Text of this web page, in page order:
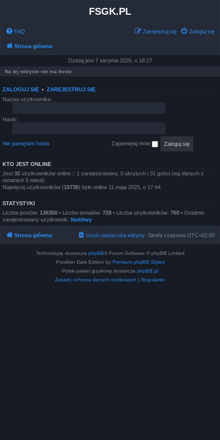
FSGK.PL
FAQ Zaloguj się
Zarejestruj się
Strona główna
Dzisiaj jest 7 sierpnia 2026, o 18:27
Na tej witrynie nie ma forów.
ZALOGUJ SIĘ • ZAREJESTRUJ SIĘ
Nazwa użytkownika:
Hasło:
Nie pamiętam hasła Zapamiętaj mnie
KTO JEST ONLINE
Jest 32 użytkowników online :: 1 zarejestrowany, 0 ukrytych i 31 gości (wg danych z
ostatnich 5 minut)
Najwięcej użytkowników (15736) było online 11 maja 2025, o 17:44
STATYSTYKI
Liczba postów: 136350 • Liczba tematów: 728 • Liczba użytkowników: 760 • Ostatnio
zarejestrowany użytkownik: Nobliwy
Strona główna Strefa czasowa UTC+02:00
Usuń ciasteczka witryny
Technologię dostarcza phpBB® Forum Software © phpBB Limited
Prosilver Dark Edition by Premium phpBB Styles
Polski pakiet językowy dostarcza phpBB.pl
Zasady ochrony danych osobowych | Regulamin